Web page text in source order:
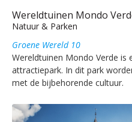
Wereldtuinen Mondo
Natuur & Parken
Groene Wereld 10
Wereldtuinen Mondo Verde
attractiepark. In dit park
met de bijbehorende cultuur.